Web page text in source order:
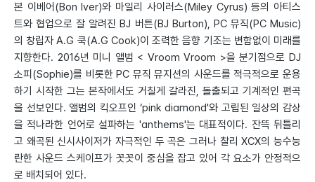
본 이베어(Bon Iver)와 마일리 사이러스(Miley Cyrus) 등의 아티스
트와 협업으로 잘 알려진 BJ 버튼(BJ Burton), PC 뮤직(PC Music)
의 창립자 A.G 쿡(A.G Cook)이 조력한 음향 기조는 변함없이 미래를
지향한다. 2016년 미니 앨범 < Vroom Vroom >을 분기점으로 DJ
소피(Sophie)를 비롯한 PC 뮤직 뮤지션의 사운드를 적극적으로 운용
하기 시작한 그는 본작에서도 거칠게 갈라진, 돌출되고 기계적인 편곡
을 선보인다. 앨범의 킥오프인 ‘pink diamond'와 고립된 일상의 감상
을 적나라한 언어로 설파하는 'anthems'는 대표적이다. 잔뜩 뒤틀리
고 왜곡된 신시사이저가 자극적인 두 곡은 그러나 찰리 XCX의 능수능
란한 사운드 스케이프가 꼿꼿이 중심을 잡고 있어 각 요소가 안정적으
로 배치되어 있다.